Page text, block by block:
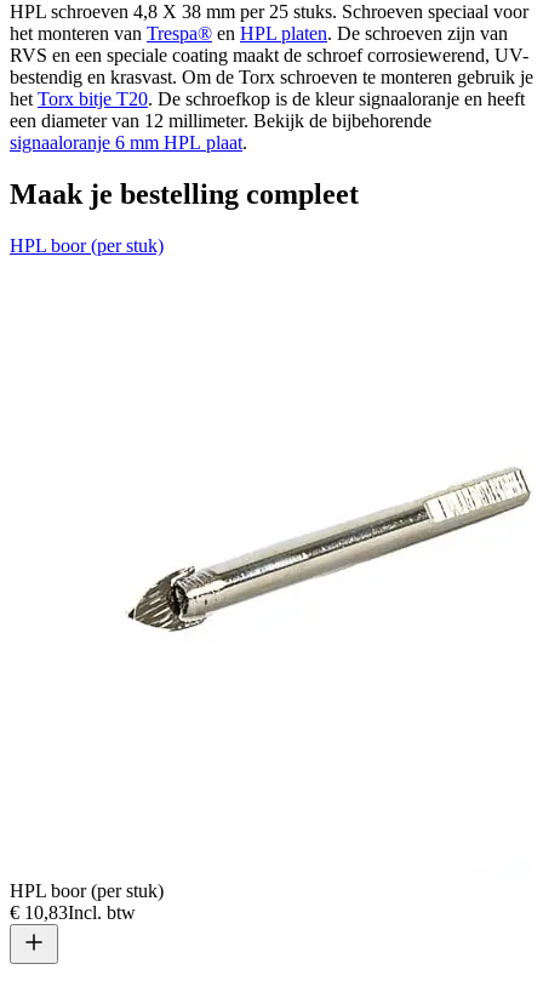
cm
Voeg nog een plaat toe
HPL schroeven 4,8 X 38 mm per 25 stuks. Schroeven speciaal voor
het monteren van Trespa® en HPL platen. De schroeven zijn van
RVS en een speciale coating maakt de schroef corrosiewerend, UV-
bestendig en krasvast. Om de Torx schroeven te monteren gebruik je
het Torx bitje T20. De schroefkop is de kleur signaaloranje en heeft
een diameter van 12 millimeter. Bekijk de bijbehorende
signaaloranje 6 mm HPL plaat.
Maak je bestelling compleet
HPL boor (per stuk)
HPL boor (per stuk)
€ 10,83Incl. btw